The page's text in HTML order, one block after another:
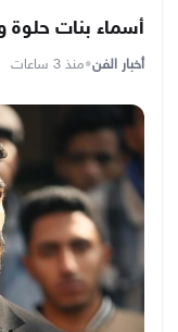
أسماء بنات حلوة
أخبار الفن•منذ 3 ساعات